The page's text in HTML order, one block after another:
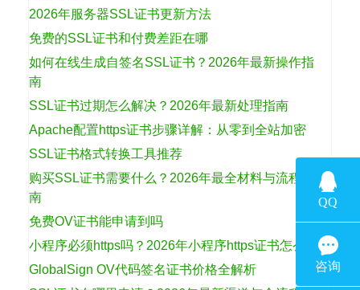
2026年服务器SSL证书更新方法
免费的SSL证书和付费差距在哪
如何在线生成自签名SSL证书？2026年最新操作指
南
SSL证书过期怎么解决？2026年最新处理指南
Apache配置https证书步骤详解：从零到全站加密
SSL证书格式转换工具推荐
购买SSL证书需要什么？2026年最全材料与流程指
南
免费OV证书能申请到吗
小程序必须https吗？2026年小程序https证书怎么选
GlobalSign OV代码签名证书价格全解析